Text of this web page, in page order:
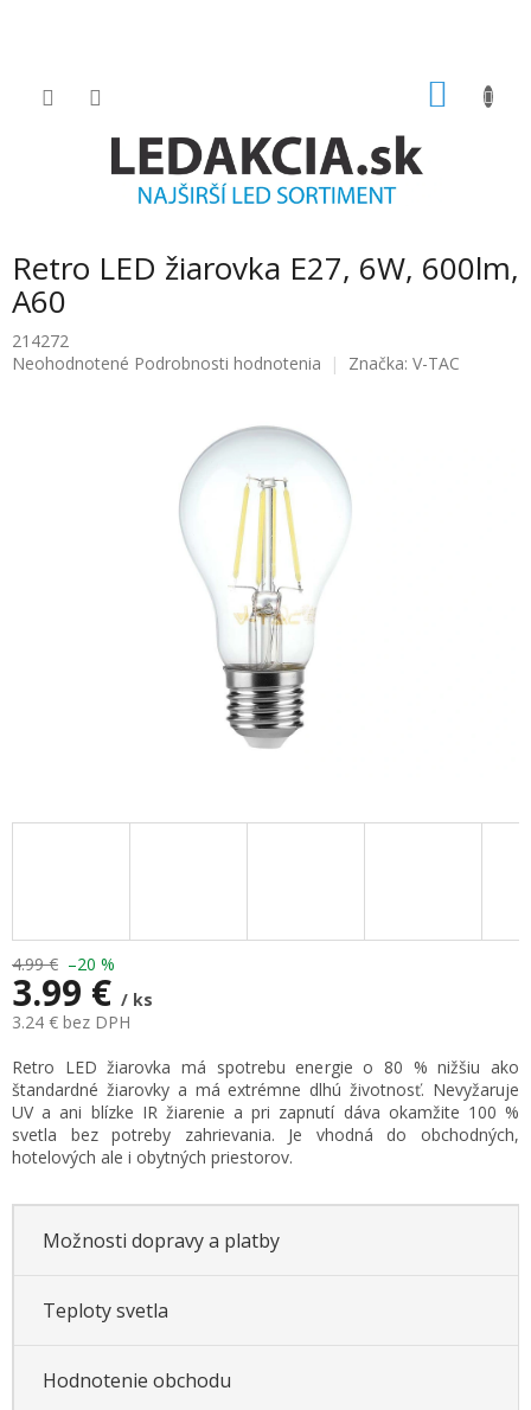
Retro LED žiarovka E27, 6W, 600lm,
A60
214272
Priemerné
Neohodnotené Podrobnosti hodnotenia Značka: V-TAC
4.99 € –20 %
3.99 € / ks
3.24 € bez DPH
cena:
Retro LED žiarovka má spotrebu energie o 80 % nižšiu ako
štandardné žiarovky a má extrémne dlhú životnosť. Nevyžaruje
UV a ani blízke IR žiarenie a pri zapnutí dáva okamžite 100 %
svetla bez potreby zahrievania. Je vhodná do obchodných,
hotelových ale i obytných priestorov.
Možnosti dopravy a platby
Teploty svetla
Hodnotenie obchodu